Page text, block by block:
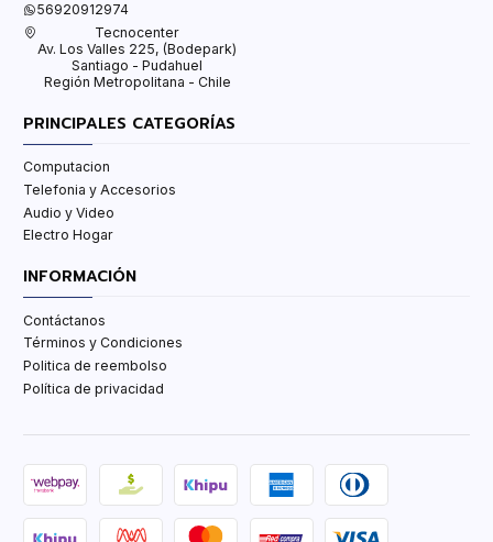
56920912974
Tecnocenter
Av. Los Valles 225, (Bodepark)
Santiago - Pudahuel
Región Metropolitana - Chile
PRINCIPALES CATEGORÍAS
Computacion
Telefonia y Accesorios
Audio y Video
Electro Hogar
INFORMACIÓN
Contáctanos
Términos y Condiciones
Politica de reembolso
Política de privacidad